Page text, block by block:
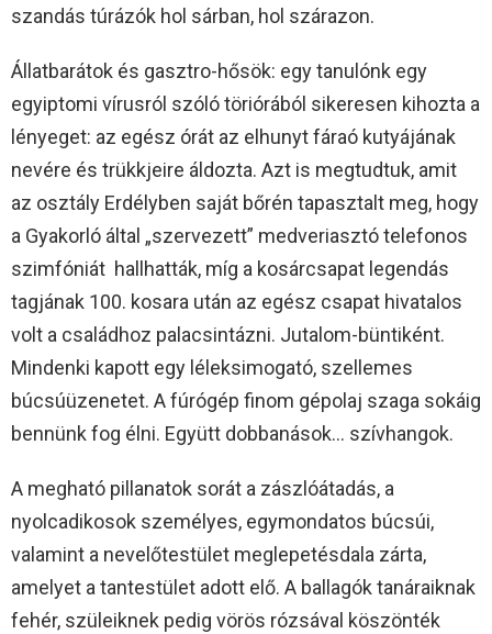
szandás túrázók hol sárban, hol szárazon.
Állatbarátok és gasztro-hősök: egy tanulónk egy
egyiptomi vírusról szóló töriórából sikeresen kihozta a
lényeget: az egész órát az elhunyt fáraó kutyájának
nevére és trükkjeire áldozta. Azt is megtudtuk, amit
az osztály Erdélyben saját bőrén tapasztalt meg, hogy
a Gyakorló által „szervezett” medveriasztó telefonos
szimfóniát hallhatták, míg a kosárcsapat legendás
tagjának 100. kosara után az egész csapat hivatalos
volt a családhoz palacsintázni. Jutalom-büntiként.
Mindenki kapott egy léleksimogató, szellemes
búcsúüzenetet. A fúrógép finom gépolaj szaga sokáig
bennünk fog élni. Együtt dobbanások… szívhangok.
A megható pillanatok sorát a zászlóátadás, a
nyolcadikosok személyes, egymondatos búcsúi,
valamint a nevelőtestület meglepetésdala zárta,
amelyet a tantestület adott elő. A ballagók tanáraiknak
fehér, szüleiknek pedig vörös rózsával köszönték